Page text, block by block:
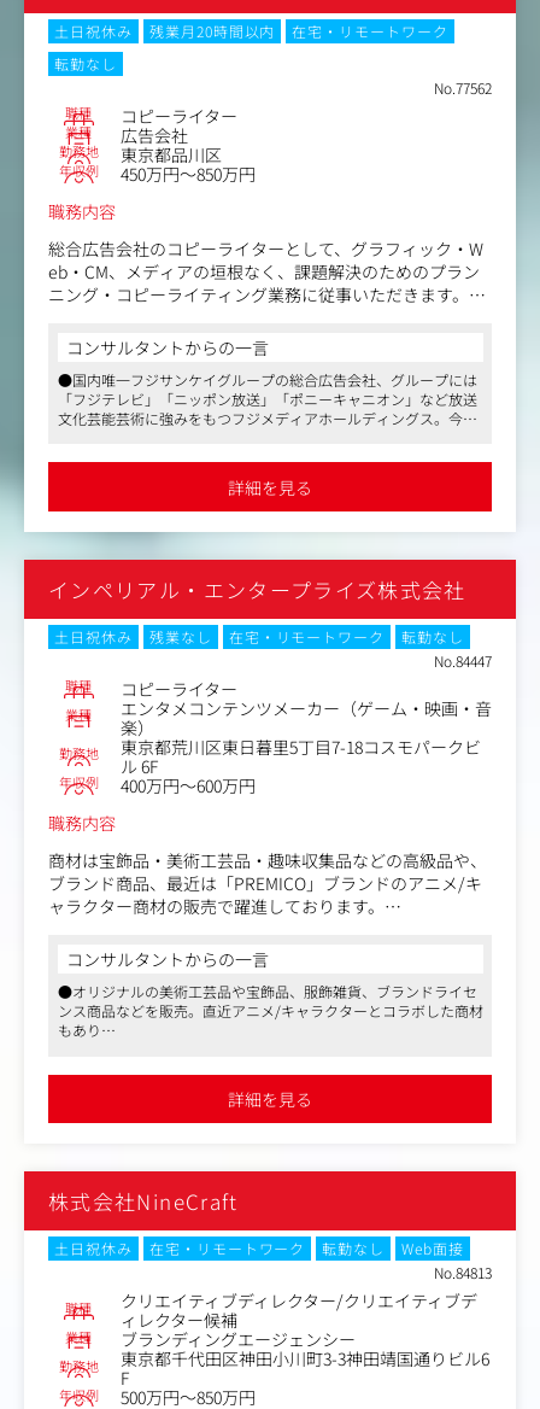
土日祝休み 残業月20時間以内
在宅・リモートワーク
転勤なし
No.77562
職種 コピーライター
業種 広告会社
勤務地 東京都品川区
年収例
450万円～850万円
職務内容
総合広告会社のコピーライターとして、グラフィック・W
eb・CM、メディアの垣根なく、課題解決のためのプラン
ニング・コピーライティング業務に従事いただきます。コ
ーションキャンペーン、ほか多種多様なクリエイティブソ
リューションを行って、国内・海外のあらゆるコミュニケ
ーション戦略の企画・制作を手掛けていただきます。
コンサルタントからの一言
●国内唯一フジサンケイグループの総合広告会社、グループには
「フジテレビ」「ニッポン放送」「ポニーキャニオン」など放送
文化芸能芸術に強みをもつフジメディアホールディングス。今回
●マス媒体の扱い比重も高く、国民的アイドルに世界的アーティ
ストのプロモーションをはじめ、東京国際映画祭や大型スポーツ
イベント、映画・アニメ製作委員会への出資など、人気エンタメ
コンテンツビジネスを展開します
詳細を見る
インペリアル・エンタープライズ株式会社
土日祝休み 残業なし 在宅・リモートワーク
転勤なし
No.84447
職種 コピーライター
業種
エンタメコンテンツメーカー（ゲーム・映画・音
楽）
勤務地
東京都荒川区東日暮里5丁目7-18コスモパークビ
ル 6F
年収例
400万円～600万円
職務内容
商材は宝飾品・美術工芸品・趣味収集品などの高級品や、
ブランド商品、最近は「PREMICO」ブランドのアニメ/キ
ャラクター商材の販売で躍進しております。
こうした様々な商材の広告物コピー制作業務を行っていた
だきます。
商品企画担当、デザイナー、プランナーと一緒にチームで
同社開発のこだわり商品の魅力を引き出す広告を制作しま
すのでコミュニケーション能力があり、柔軟な対応ができ
自分の制作した広告でお客様の反応がダイレクトに見え
コンサルタントからの一言
●オリジナルの美術工芸品や宝飾品、服飾雑貨、ブランドライセ
ンス商品などを販売。直近アニメ/キャラクターとコラボした商材
もあり
●育児休暇の取得や短時間勤務、時差勤務へも柔軟に対応し、多
様な人材が活躍できるように環境整備されています
詳細を見る
株式会社NineCraft
土日祝休み 在宅・リモートワーク 転勤なし
Web面接
No.84813
職種
クリエイティブディレクター/クリエイティブデ
ィレクター候補
業種 ブランディングエージェンシー
勤務地
東京都千代田区神田小川町3-3神田靖国通りビル6
F
年収例 500万円～850万円